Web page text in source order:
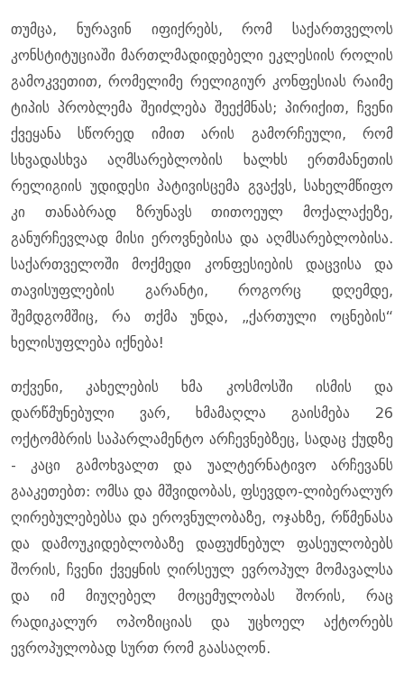
თუმცა, ნურავინ იფიქრებს, რომ საქართველოს
კონსტიტუციაში მართლმადიდებელი ეკლესიის როლის
გამოკვეთით, რომელიმე რელიგიურ კონფესიას რაიმე
ტიპის პრობლემა შეიძლება შეექმნას; პირიქით, ჩვენი
ქვეყანა სწორედ იმით არის გამორჩეული, რომ
სხვადასხვა აღმსარებლობის ხალხს ერთმანეთის
რელიგიის უდიდესი პატივისცემა გვაქვს, სახელმწიფო
კი თანაბრად ზრუნავს თითოეულ მოქალაქეზე,
განურჩევლად მისი ეროვნებისა და აღმსარებლობისა.
საქართველოში მოქმედი კონფესიების დაცვისა და
თავისუფლების გარანტი, როგორც დღემდე,
შემდგომშიც, რა თქმა უნდა, „ქართული ოცნების“
ხელისუფლება იქნება!
თქვენი, კახელების ხმა კოსმოსში ისმის და
დარწმუნებული ვარ, ხმამაღლა გაისმება 26
ოქტომბრის საპარლამენტო არჩევნებზეც, სადაც ქუდზე
- კაცი გამოხვალთ და უალტერნატივო არჩევანს
გააკეთებთ: ომსა და მშვიდობას, ფსევდო-ლიბერალურ
ღირებულებებსა და ეროვნულობაზე, ოჯახზე, რწმენასა
და დამოუკიდებლობაზე დაფუძნებულ ფასეულობებს
შორის, ჩვენი ქვეყნის ღირსეულ ევროპულ მომავალსა
და იმ მიუღებელ მოცემულობას შორის, რაც
რადიკალურ ოპოზიციას და უცხოელ აქტორებს
ევროპულობად სურთ რომ გაასაღონ.